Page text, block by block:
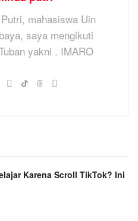
mahasiswa Uin
saya mengikuti
yakni . IMARO
Karena Scroll TikTok? Ini